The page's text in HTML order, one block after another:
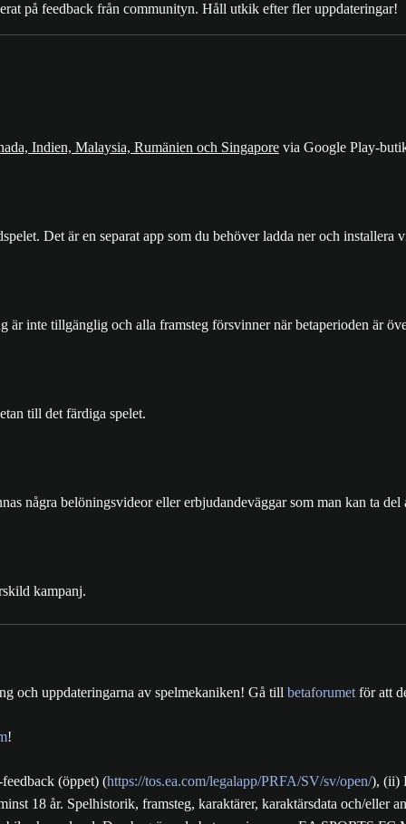
på feedback från communityn. Håll utkik efter fler uppdateringar!
Indien, Malaysia, Rumänien och Singapore via Google Play-
Det är en separat app som du behöver ladda ner och installera
inte tillgänglig och alla framsteg försvinner när betaperioden är
till det färdiga spelet.
några belöningsvideor eller erbjudandeväggar som man kan ta
kampanj.
och uppdateringarna av spelmekaniken! Gå till betaforumet för att
!
(öppet) (https://tos.ea.com/legalapp/PRFA/SV/sv/open/), (ii)
18 år. Spelhistorik, framsteg, karaktärer, karaktärsdata och/eller